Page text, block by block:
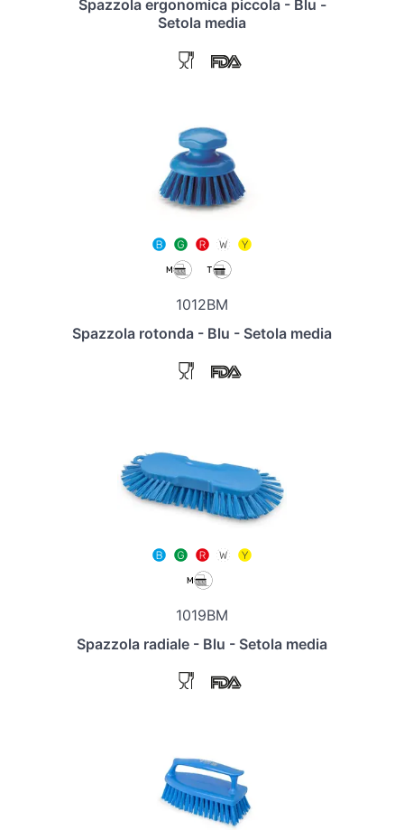
Spazzola ergonomica piccola - Blu -
Setola media
1012BM
Spazzola rotonda - Blu - Setola media
1019BM
Spazzola radiale - Blu - Setola media